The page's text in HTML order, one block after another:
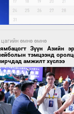
цагийн өмнө өмнө
Зүүн Азийн
тэмцээнд
амжилт хүслээ